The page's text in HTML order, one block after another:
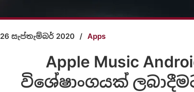
26 සැප්තැම්බර් 2020 / Apps
Apple Music
විශේෂාංගයක්